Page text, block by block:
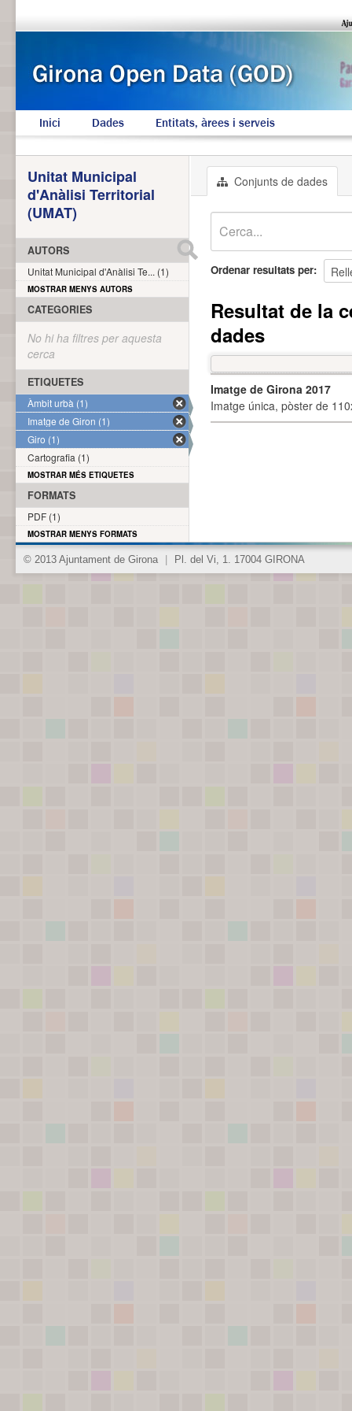
Inici Dades Entitats, àrees i serveis
Conjunts de dades
Ordenar resultats per
Resultat de la
dades
Imatge de Girona 2017
Imatge única, pòster de
Unitat Municipal
d'Anàlisi Territorial
(UMAT)
AUTORS
Unitat Municipal d'Anàlisi Te... (1)
MOSTRAR MENYS AUTORS
CATEGORIES
No hi ha filtres per aquesta
cerca
ETIQUETES
Àmbit urbà (1)
Imatge de Giron (1)
Giro (1)
Cartografia (1)
MOSTRAR MÉS ETIQUETES
FORMATS
PDF (1)
MOSTRAR MENYS FORMATS
© 2013 Ajuntament de Girona Pl. del Vi, 1. 17004 GIRONA